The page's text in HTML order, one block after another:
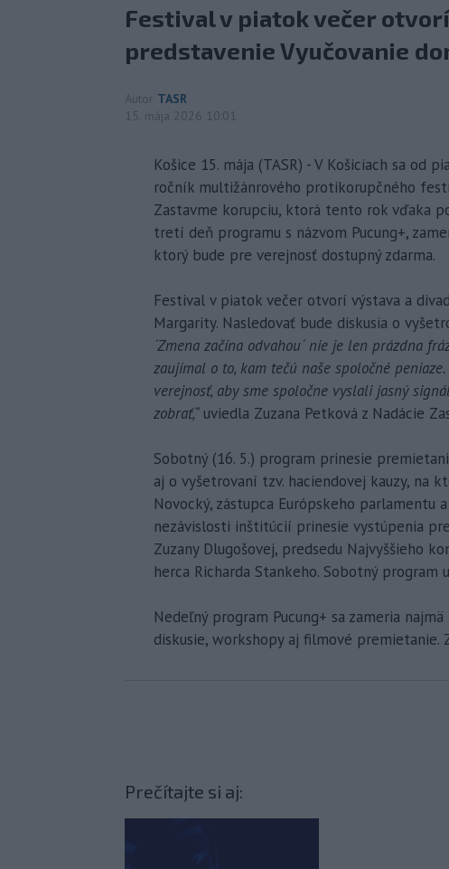
Festival v piatok večer
predstavenie Vyučovanie
Autor TASR
15. mája 2026 10:01
Košice 15. mája (TASR) - V Košiciach sa od
ročník multižánrového protikorupčného
Zastavme korupciu, ktorá tento rok vďaka
tretí deň programu s názvom Pucung+,
ktorý bude pre verejnosť dostupný zdarma.
Festival v piatok večer otvorí výstava a
Margarity. Nasledovať bude diskusia o
´Zmena začína odvahou´ nie je len prázdna
zaujímal o to, kam tečú naše spoločné
verejnosť, aby sme spoločne vyslali jasný
zobrať,“ uviedla Zuzana Petková z Nadácie
Sobotný (16. 5.) program prinesie
aj o vyšetrovaní tzv. haciendovej kauzy, na
Novocký, zástupca Európskeho parlamentu
nezávislosti inštitúcií prinesie vystúpenia
Zuzany Dlugošovej, predsedu Najvyššieho
herca Richarda Stankeho. Sobotný
Nedeľný program Pucung+ sa zameria
diskusie, workshopy aj filmové premietanie.
Prečítajte si aj: